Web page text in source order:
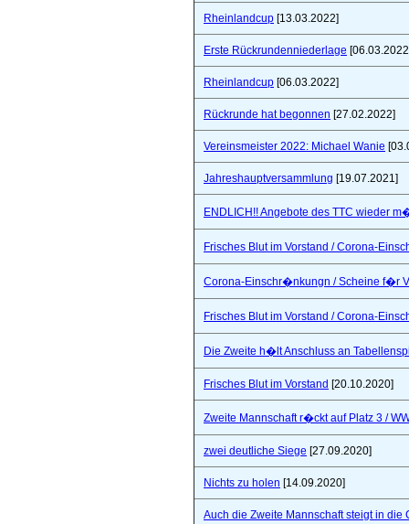
Rheinlandcup [13.03.2022]
Erste Rückrundenniederlage
Rheinlandcup [06.03.2022]
Rückrunde hat begonnen [27.02.2022]
Vereinsmeister 2022: Michael Wanie
Jahreshauptversammlung [19.07.2021]
ENDLICH!! Angebote des TTC wieder
Frisches Blut im Vorstand / Corona-
Corona-Einschr�nkungn / Scheine f�r
Frisches Blut im Vorstand / Corona-
Die Zweite h�lt Anschluss an
Frisches Blut im Vorstand [20.10.2020]
Zweite Mannschaft r�ckt auf Platz 3 /
zwei deutliche Siege [27.09.2020]
Nichts zu holen [14.09.2020]
Auch die Zweite Mannschaft steigt in die